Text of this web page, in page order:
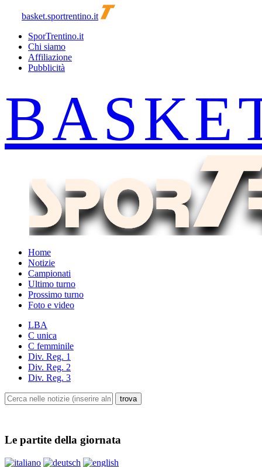
basket.sportrentino.it
SporTrentino.it
Chi siamo
Affiliazione
Pubblicità
Home
Notizie
Campionati
Ultimo turno
Prossimo turno
Foto e video
LBA
C unica
C femminile
Div. Reg. 1
Div. Reg. 2
Div. Reg. 3
Le partite della giornata